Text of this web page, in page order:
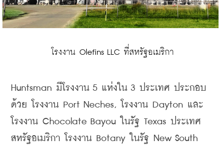
โรงงาน Olefins LLC ที่สหรัฐอเมริกา
Huntsman มีโรงงาน 5 แห่งใน 3 ประเทศ ประกอบ
ด้วย
โรงงาน Port Neches, โรงงาน Dayton และ
โรงงาน Chocolate Bayou ในรัฐ Texas ประเทศ
สหรัฐอเมริกา
โรงงาน Botany ในรัฐ New South